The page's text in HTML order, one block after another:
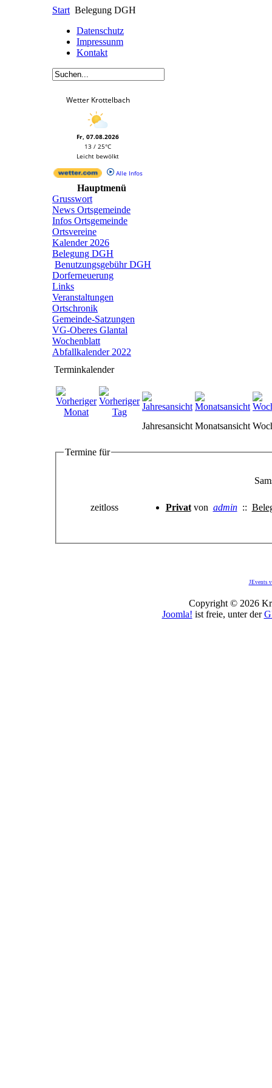
Start Belegung DGH
Datenschutz
Impressunm
Kontakt
Wetter Krottelbach
Fr, 07.08.2026
13 / 25°C
Leicht bewölkt
Alle Infos
Hauptmenü
Grusswort
News Ortsgemeinde
Infos Ortsgemeinde
Ortsvereine
Kalender 2026
Belegung DGH
Benutzungsgebühr DGH
Dorferneuerung
Links
Veranstaltungen
Ortschronik
Gemeinde-Satzungen
VG-Oberes Glantal
Wochenblatt
Abfallkalender 2022
Terminkalender
Jahresansicht Monatsansicht
Termine für
zeitloss Privat von admin ::
JEvents
Copyright © 2026
Joomla! ist freie, unter der